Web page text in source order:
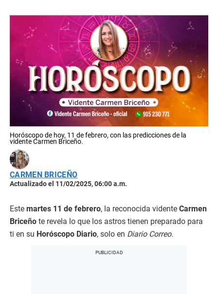
Horóscopo de hoy, 11 de febrero, con las predicciones de la
vidente Carmen Briceño.
CARMEN BRICEÑO
Actualizado el 11/02/2025, 06:00 a.m.
Este martes 11 de febrero, la reconocida vidente Carmen
Briceño te revela lo que los astros tienen preparado para
ti en su Horóscopo Diario, solo en Diario Correo.